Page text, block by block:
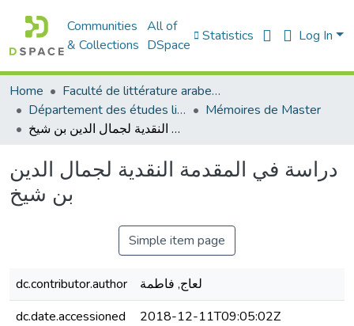
Communities
& Collections
All of
DSpace
Statistics Log In
Home
Faculté de littérature arabe et des arts
Département des études littéraires et critiques
Mémoires de Master
دراسة في المقدمة النقدية لجمال الدين بن شيخ
دراسة في المقدمة النقدية لجمال الدين
بن شيخ
Simple item page
dc.contributor.author
لعاج, فاطمة
dc.date.accessioned
2018-12-11T09:05:02Z